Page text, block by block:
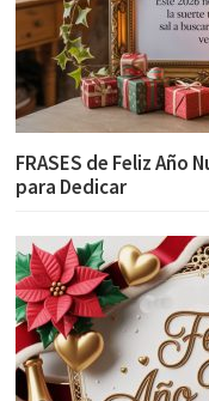
FRASES de Feliz Año
para Dedicar